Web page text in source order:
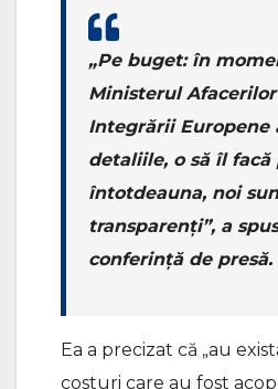
„Pe buget: în
Ministerul
Integrării Europene
detaliile, o să îl facă
întotdeauna, noi
transparenți”, a
conferință de presă.
Ea a precizat că „au
costuri care au fost